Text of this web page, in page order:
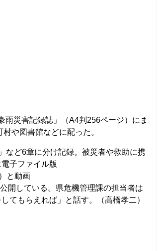
災害記録誌」（A4判256ページ）にま
や図書館などに配った。
ど6章に分け記録。被災者や救助に携
子ファイル版
と動画
開している。県危機管理課の担当者は
てもらえれば」と話す。（高橋孝二）